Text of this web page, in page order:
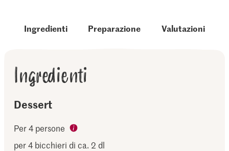
Ingredienti Preparazione Valutazioni
Ingredienti
Dessert
Per 4 persone
per 4 bicchieri di ca. 2 dl